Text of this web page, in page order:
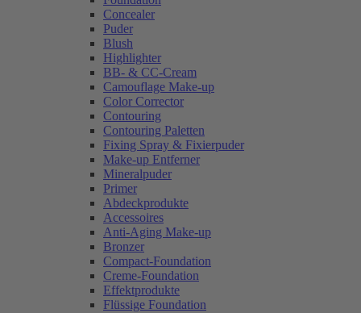
Concealer
Puder
Blush
Highlighter
BB- & CC-Cream
Camouflage Make-up
Color Corrector
Contouring
Contouring Paletten
Fixing Spray & Fixierpuder
Make-up Entferner
Mineralpuder
Primer
Abdeckprodukte
Accessoires
Anti-Aging Make-up
Bronzer
Compact-Foundation
Creme-Foundation
Effektprodukte
Flüssige Foundation